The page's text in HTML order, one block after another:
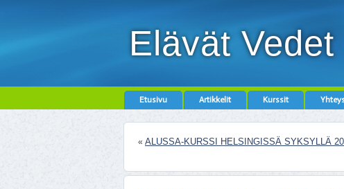
Elävät Vedet
Etusivu Artikkelit Kurssit
« ALUSSA-KURSSI HELSINGISSÄ SYKSYLLÄ